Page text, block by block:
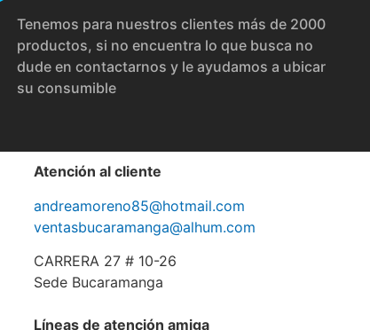
Tenemos para nuestros clientes más de 2000
productos, si no encuentra lo que busca no
dude en contactarnos y le ayudamos a ubicar
su consumible
Atención al cliente
andreamoreno85@hotmail.com
ventasbucaramanga@alhum.com
CARRERA 27 # 10-26
Sede Bucaramanga
Líneas de atención amiga